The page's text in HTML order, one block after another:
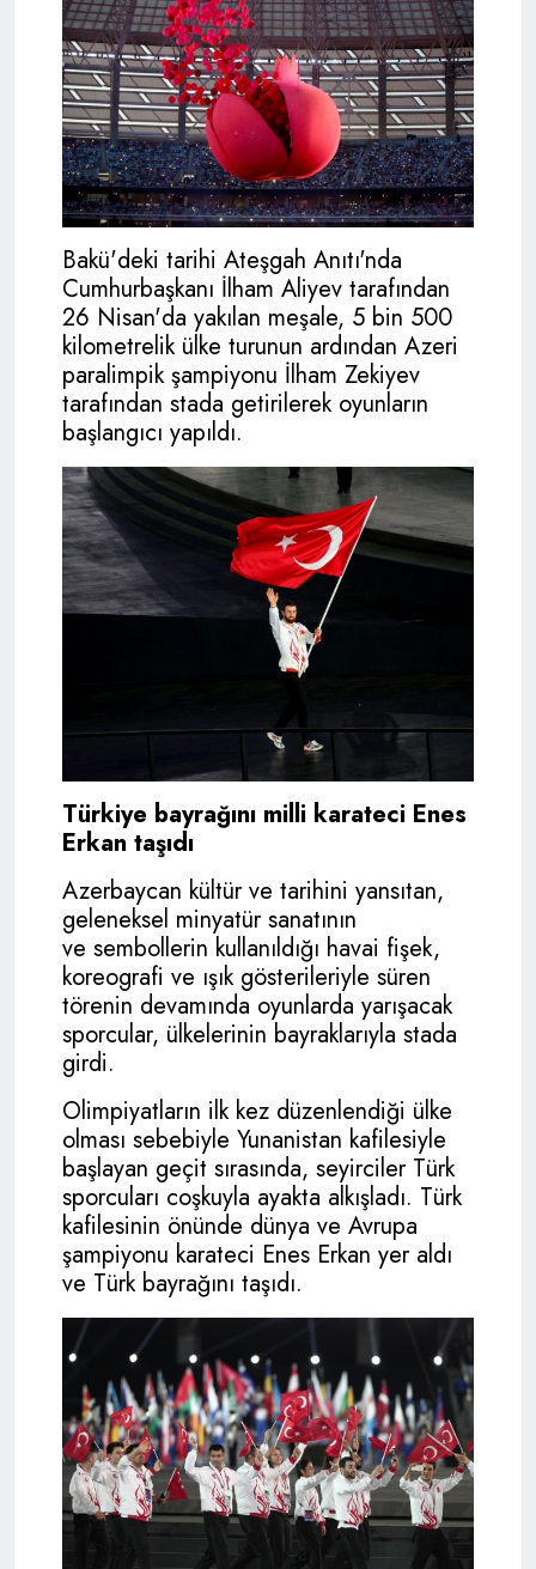
Bakü'deki tarihi Ateşgah Anıtı'nda
Cumhurbaşkanı İlham Aliyev tarafından
26 Nisan'da yakılan meşale, 5 bin 500
kilometrelik ülke turunun ardından Azeri
paralimpik şampiyonu İlham Zekiyev
tarafından stada getirilerek oyunların
başlangıcı yapıldı.
Türkiye bayrağını milli karateci Enes
Erkan taşıdı
Azerbaycan kültür ve tarihini yansıtan,
geleneksel minyatür sanatının
ve sembollerin kullanıldığı havai fişek,
koreografi ve ışık gösterileriyle süren
törenin devamında oyunlarda yarışacak
sporcular, ülkelerinin bayraklarıyla stada
girdi.
Olimpiyatların ilk kez düzenlendiği ülke
olması sebebiyle Yunanistan kafilesiyle
başlayan geçit sırasında, seyirciler Türk
sporcuları coşkuyla ayakta alkışladı. Türk
kafilesinin önünde dünya ve Avrupa
şampiyonu karateci Enes Erkan yer aldı
ve Türk bayrağını taşıdı.